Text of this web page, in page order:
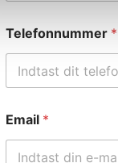
Telefonnummer *
Email *